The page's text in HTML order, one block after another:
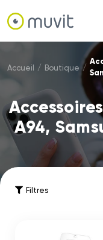
Accueil / Boutique /
A94,
Filtres